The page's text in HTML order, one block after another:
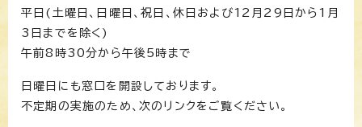
平日(土曜日、日曜日、祝日、休日および12月29日から1月
3日までを除く)
午前8時30分から午後5時まで
日曜日にも窓口を開設しております。
不定期の実施のため、次のリンクをご覧ください。